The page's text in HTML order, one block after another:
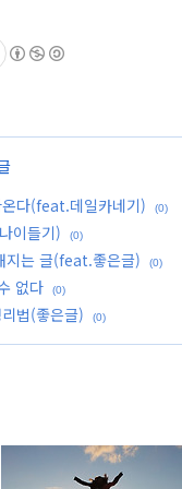
다(feat.데일카네기)
(0)
이들기) (0)
지는 글(feat.좋은글) (0)
없다 (0)
법(좋은글) (0)